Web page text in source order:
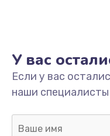
У вас
Если у вас
наши